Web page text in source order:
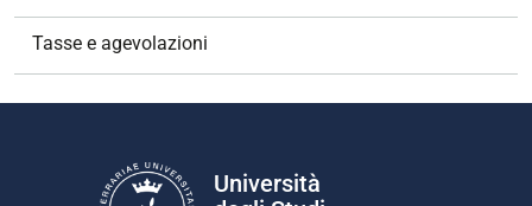
Tasse e agevolazioni
Università